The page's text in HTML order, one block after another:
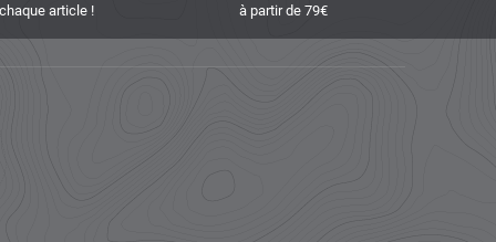
article !
à partir de 79€